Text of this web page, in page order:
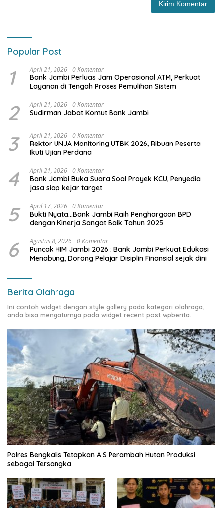
Popular Post
1 April 21, 2026 0 Komentar
Bank Jambi Perluas Jam Operasional ATM, Perkuat
Layanan di Tengah Proses Pemulihan Sistem
2 April 21, 2026 0 Komentar
Sudirman Jabat Komut Bank Jambi
3 April 21, 2026 0 Komentar
Rektor UNJA Monitoring UTBK 2026, Ribuan Peserta
Ikuti Ujian Perdana
4 April 21, 2026 0 Komentar
Bank Jambi Buka Suara Soal Proyek KCU, Penyedia
jasa siap kejar target
5 April 17, 2026 0 Komentar
Bukti Nyata…Bank Jambi Raih Penghargaan BPD
dengan Kinerja Sangat Baik Tahun 2025
6 Agustus 8, 2026 0 Komentar
Puncak HIM Jambi 2026 : Bank Jambi Perkuat Edukasi
Menabung, Dorong Pelajar Disiplin Finansial sejak dini
Berita Olahraga
Ini contoh widget dengan style gallery pada kategori olahraga,
anda bisa mengaturnya pada widget recent post wpberita.
Polres Bengkalis Tetapkan A.S Perambah Hutan Produksi
sebagai Tersangka